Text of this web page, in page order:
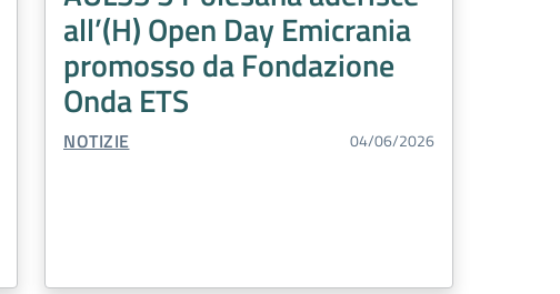
all’(H) Open Day Emicrania
promosso da Fondazione
Onda ETS
TIPO CONTENUTO:
NOTIZIE 04/06/2026